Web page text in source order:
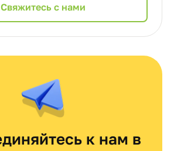
Cвяжитесь с нами
к нам в